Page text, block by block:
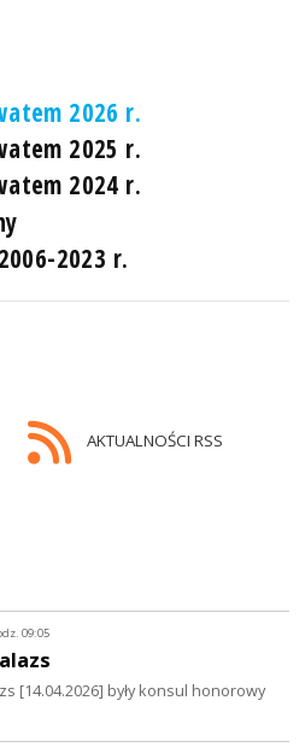
2026 r.
2025 r.
2024 r.
2023 r.
AKTUALNOŚCI RSS
09:05
[14.04.2026] były konsul honorowy